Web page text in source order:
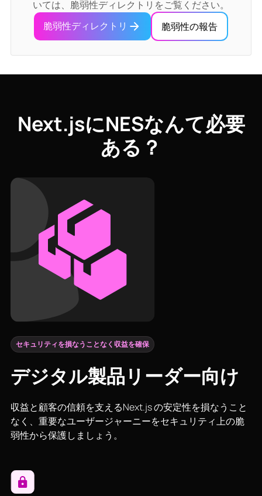
いては、脆弱性ディレクトリをご覧ください。
脆弱性ディレクトリ
脆弱性の報告
Next.jsにNESなんて必要
ある？
セキュリティを損なうことなく収益を確保
デジタル製品リーダー向け
収益と顧客の信頼を支えるNext.js の安定性を損なうこと
なく、重要なユーザージャーニーをセキュリティ上の脆
弱性から保護しましょう。